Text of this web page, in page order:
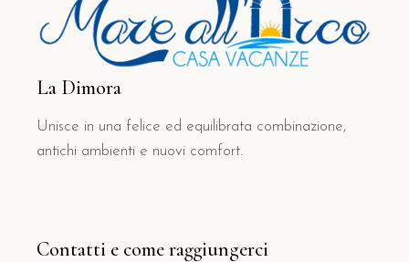
La Dimora
Unisce in una felice ed equilibrata combinazione,
antichi ambienti e nuovi comfort.
Contatti e come raggiungerci